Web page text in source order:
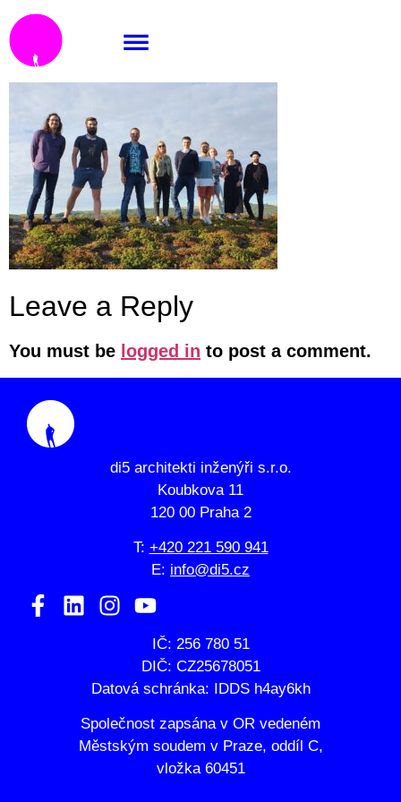
20200911_172925_edit
Leave a Reply
You must be logged in to post a comment.
di5 architekti inženýři s.r.o.
Koubkova 11
120 00 Praha 2
T: +420 221 590 941
E: info@di5.cz
IČ: 256 780 51
DIČ: CZ25678051
Datová schránka: IDDS h4ay6kh
Společnost zapsána v OR vedeném
Městským soudem v Praze, oddíl C,
vložka 60451